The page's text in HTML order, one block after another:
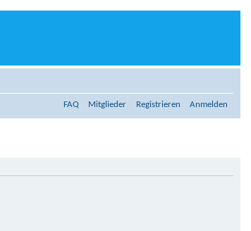
FAQ Mitglieder Registrieren Anmelden